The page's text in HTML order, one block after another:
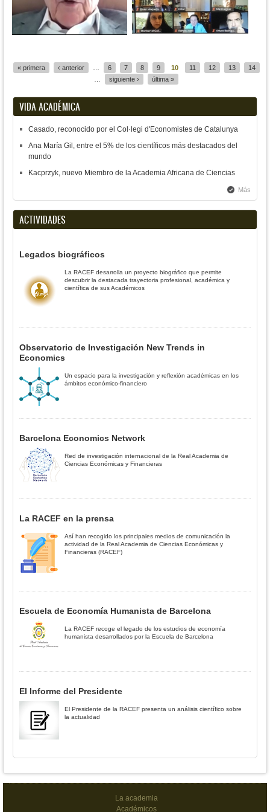
« primera ‹ anterior 6 7 8 9 10 11 12 13
14
siguiente › última »
VIDA ACADÉMICA
Casado, reconocido por el Col·legi d'Economistes de Catalunya
Ana María Gil, entre el 5% de los científicos más destacados del
mundo
Kacprzyk, nuevo Miembro de la Academia Africana de Ciencias
Más
ACTIVIDADES
Legados biográficos
La RACEF desarrolla un proyecto biográfico que permite
descubrir la destacada trayectoria profesional, académica y
científica de sus Académicos
Observatorio de Investigación New Trends in
Economics
Un espacio para la investigación y reflexión académicas en los
ámbitos económico-financiero
Barcelona Economics Network
Red de investigación internacional de la Real Academia de
Ciencias Económicas y Financieras
La RACEF en la prensa
Así han recogido los principales medios de comunicación la
actividad de la Real Academia de Ciencias Económicas y
Financieras (RACEF)
Escuela de Economía Humanista de Barcelona
La RACEF recoge el legado de los estudios de economía
humanista desarrollados por la Escuela de Barcelona
El Informe del Presidente
El Presidente de la RACEF presenta un análisis científico sobre
la actualidad
La academia
Académicos